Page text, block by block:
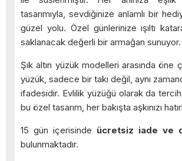
tasarımıyla, sevdiğinize anlamlı bir
güzel yolu. Özel günlerinize ışıltı
saklanacak değerli bir armağan sunuyor.
Şık altın yüzük modelleri arasında öne
yüzük, sadece bir takı değil, aynı
ifadesidir. Evlilik yüzüğü olarak da
bu özel tasarım, her bakışta aşkınızı
15 gün içerisinde ücretsiz iade ve
bulunmaktadır.